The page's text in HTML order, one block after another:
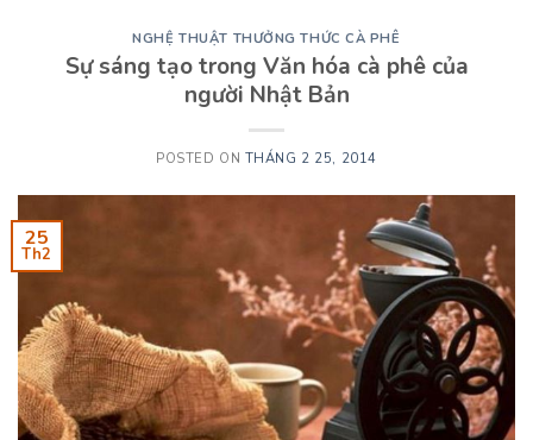
NGHỆ THUẬT THƯỞNG THỨC CÀ PHÊ
Sự sáng tạo trong Văn hóa cà phê của
người Nhật Bản
POSTED ON THÁNG 2 25, 2014
25
Th2